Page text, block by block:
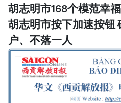
胡志明市168个模范幸
胡志明市按下加速按钮
户、不落一人